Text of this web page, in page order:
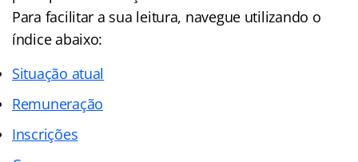
Para facilitar a sua leitura, navegue utilizando o
índice abaixo:
Situação atual
Remuneração
Inscrições